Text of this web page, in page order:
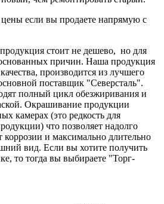
если вы продаете напрямую с
стоит не дешево, но для
причин. Наша продукция
производится из лучшего
поставщик "Северсталь".
полный цикл обезжиривания и
Окрашивание продукции
камерах (это редкость для
что позволяет надолго
коррозии и максимально длительно
вид. Если вы хотите получить
то тогда вы выбираете "Торг-